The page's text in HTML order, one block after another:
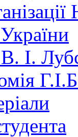
В. І.